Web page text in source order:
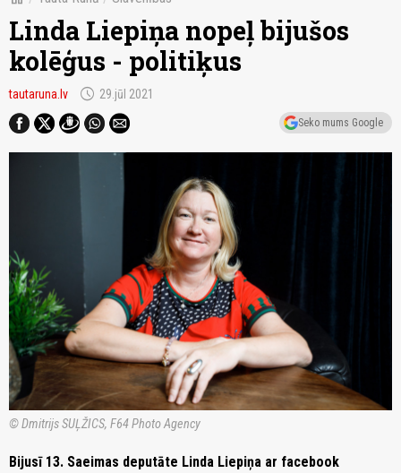
Linda Liepiņa nopeļ bijušos
kolēģus - politiķus
tautaruna.lv schedule 29.jūl 2021
Seko mums Google
© Dmitrijs SUĻŽICS, F64 Photo Agency
Bijusī 13. Saeimas deputāte Linda Liepiņa ar facebook